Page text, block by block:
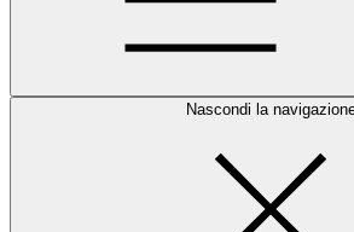
Nascondi la